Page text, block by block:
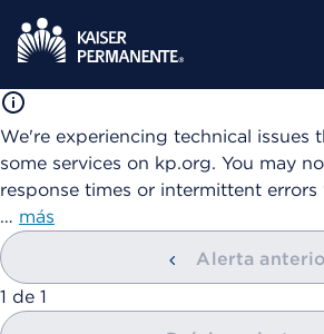
We're experiencing technical issues
some services on kp.org. You may
response times or intermittent
… más
Alerta
mostrando
1 de 1